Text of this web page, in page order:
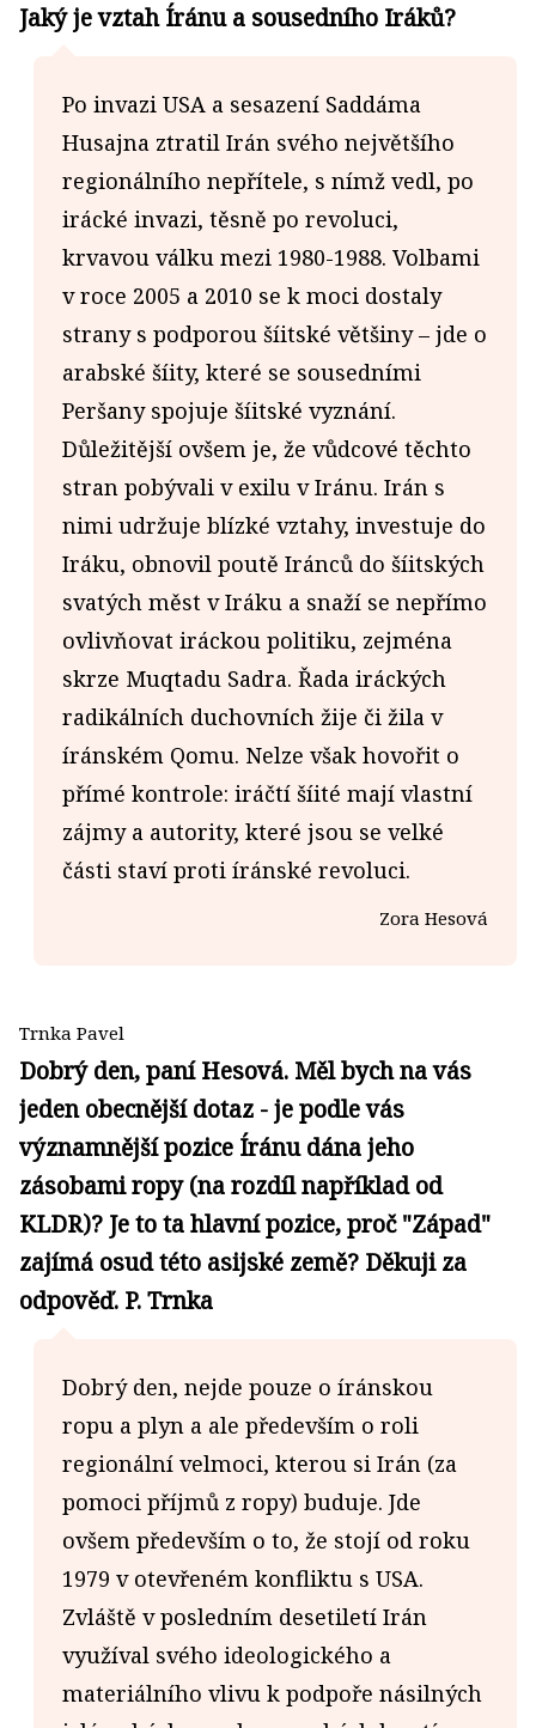
Jaký je vztah Íránu a sousedního Iráků?
Po invazi USA a sesazení Saddáma
Husajna ztratil Irán svého největšího
regionálního nepřítele, s nímž vedl, po
irácké invazi, těsně po revoluci,
krvavou válku mezi 1980-1988. Volbami
v roce 2005 a 2010 se k moci dostaly
strany s podporou šíitské většiny – jde o
arabské šíity, které se sousedními
Peršany spojuje šíitské vyznání.
Důležitější ovšem je, že vůdcové těchto
stran pobývali v exilu v Iránu. Irán s
nimi udržuje blízké vztahy, investuje do
Iráku, obnovil poutě Iránců do šíitských
svatých měst v Iráku a snaží se nepřímo
ovlivňovat iráckou politiku, zejména
skrze Muqtadu Sadra. Řada iráckých
radikálních duchovních žije či žila v
íránském Qomu. Nelze však hovořit o
přímé kontrole: iráčtí šíité mají vlastní
zájmy a autority, které jsou se velké
části staví proti íránské revoluci.
Zora Hesová
Trnka Pavel
Dobrý den, paní Hesová. Měl bych na vás
jeden obecnější dotaz - je podle vás
významnější pozice Íránu dána jeho
zásobami ropy (na rozdíl například od
KLDR)? Je to ta hlavní pozice, proč "Západ"
zajímá osud této asijské země? Děkuji za
odpověď. P. Trnka
Dobrý den, nejde pouze o íránskou
ropu a plyn a ale především o roli
regionální velmoci, kterou si Irán (za
pomoci příjmů z ropy) buduje. Jde
ovšem především o to, že stojí od roku
1979 v otevřeném konfliktu s USA.
Zvláště v posledním desetiletí Irán
využíval svého ideologického a
materiálního vlivu k podpoře násilných